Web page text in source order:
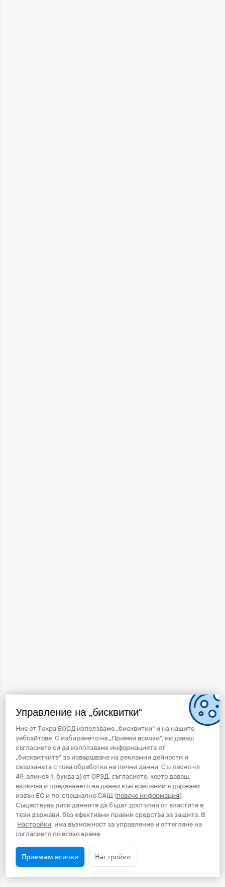
Управление на „бисквитки“
Ние от Текра ЕООД използваме „бисквитки“ и на нашите
уебсайтове. С избирането на „Приеми всички“, ни даваш
съгласието си да използваме информацията от
„бисквитките“ за извършване на рекламни дейности и
свързаната с това обработка на лични данни. Съгласно чл.
49, алинея 1, буква а) от ОРЗД, съгласието, което даваш,
включва и предаването на данни към компании в държави
извън ЕС и по-специално САЩ (повече информация).
Съществува риск данните да бъдат достъпни от властите в
тези държави, без ефективни правни средства за защита. В
Настройки има възможност за управление и оттегляне на
съгласието по всяко време.
Приемам всички Настройки